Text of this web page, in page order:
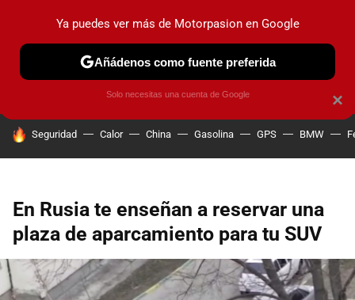
PRUEBAS COCHES ELÉCTRICOS OBSERVATORIO
HOY SE HABLA DE
Seguridad Calor China Gasolina GPS BMW
En Rusia te enseñan a reservar una
plaza de aparcamiento para tu SUV
×
Ya puedes ver más de Motorpasion en Google
Añádenos como fuente preferida
Solo necesitas una cuenta de Google